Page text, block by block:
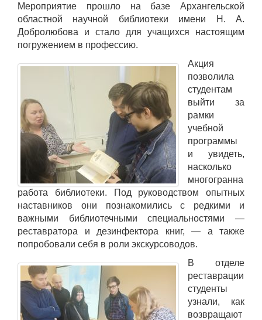
Мероприятие прошло на базе Архангельской
областной научной библиотеки имени Н. А.
Добролюбова и стало для учащихся настоящим
погружением в профессию.
Акция
позволила
студентам
выйти за
рамки
учебной
программы
и увидеть,
насколько
многогранна
работа библиотеки. Под руководством опытных
наставников они познакомились с редкими и
важными библиотечными специальностями —
реставратора и дезинфектора книг, — а также
попробовали себя в роли экскурсоводов.
В отделе
реставрации
студенты
узнали, как
возвращают